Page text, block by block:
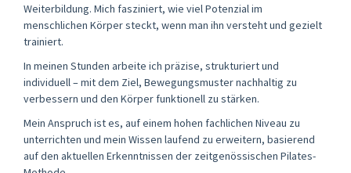
Weiterbildung. Mich fasziniert, wie viel Potenzial im
menschlichen Körper steckt, wenn man ihn versteht und gezielt
trainiert.
In meinen Stunden arbeite ich präzise, strukturiert und
individuell – mit dem Ziel, Bewegungsmuster nachhaltig zu
verbessern und den Körper funktionell zu stärken.
Mein Anspruch ist es, auf einem hohen fachlichen Niveau zu
unterrichten und mein Wissen laufend zu erweitern, basierend
auf den aktuellen Erkenntnissen der zeitgenössischen Pilates-